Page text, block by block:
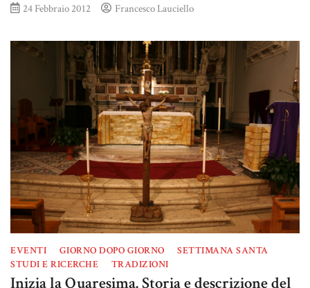
24 Febbraio 2012 Francesco Lauciello
EVENTI GIORNO DOPO GIORNO
SETTIMANA SANTA
STUDI E RICERCHE
TRADIZIONI
Inizia la Quaresima. Storia e descrizione del